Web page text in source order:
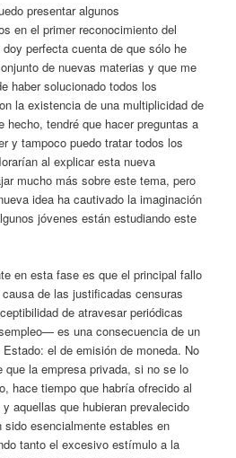
presentar algunos
en el primer reconocimiento del
perfecta cuenta de que sólo he
de nuevas materias y que me
haber solucionado todos los
la existencia de una multiplicidad de
hecho, tendré que hacer preguntas a
y tampoco puedo tratar todos los
al explicar esta nueva
mucho más sobre este tema, pero
idea ha cautivado la imaginación
jóvenes están estudiando este
en esta fase es que el principal fallo
de las justificadas censuras
de atravesar periódicas
es una consecuencia de un
el de emisión de moneda. No
que la empresa privada, si no se lo
hace tiempo que habría ofrecido al
aquellas que hubieran prevalecido
esencialmente estables en
tanto el excesivo estímulo a la